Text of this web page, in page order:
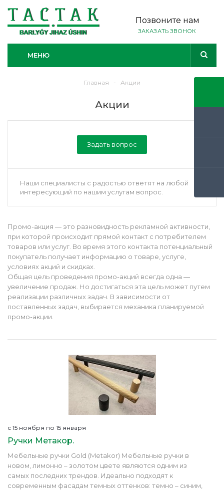
Позвоните нам
ЗАКАЗАТЬ ЗВОНОК
МЕНЮ
Главная - Акции
Акции
Задать вопрос
Наши специалисты с радостью ответят на любой
интересующий по нашим услугам вопрос.
Промо-акция — это разновидность рекламной активности,
при которой происходит прямой контакт с потребителем
товаров или услуг. Во время этого контакта потенциальный
покупатель получает информацию о товаре, услуге,
условиях акций и скидках.
Общая цель проведения промо-акций всегда одна —
увеличение продаж. Но достигаться эта цель может путем
реализации различных задач. В зависимости от
поставленных задач, выбирается механика планируемой
промо-акции.
с 15 ноября по 15 января
Ручки Метакор.
Мебельные ручки Gold (Metakor) Мебельные ручки в
новом, лимонно – золотом цвете являются одним из
самых последних трендов. Идеально подходят к
современным фасадам темных оттенков: темно – синим,